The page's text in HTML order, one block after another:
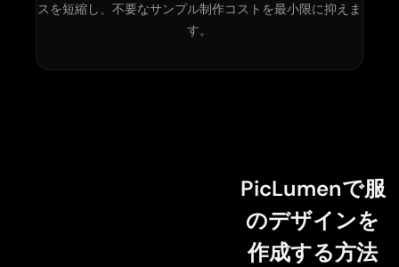
スを短縮し、不要なサンプル制作コストを最小限に抑えま
す。
PicLumenで服
のデザインを
作成する方法